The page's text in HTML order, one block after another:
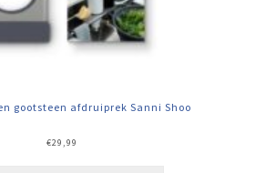
gootsteen afdruiprek Sanni Shoo
€29,99